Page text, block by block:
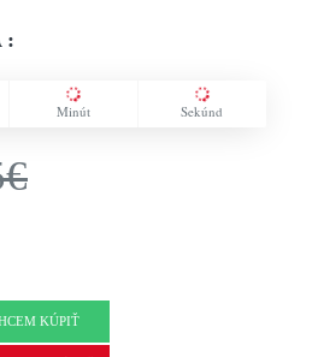
:
Minút Sekúnd
KÚPIŤ